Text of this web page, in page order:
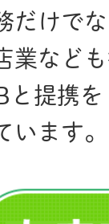
だけで
業など
と提携
います。